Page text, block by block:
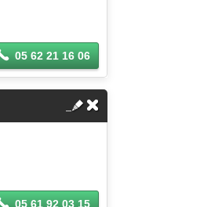
05 62 21 16 06
05 61 92 03 15